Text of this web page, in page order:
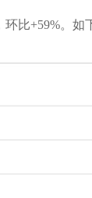
比+59%。如